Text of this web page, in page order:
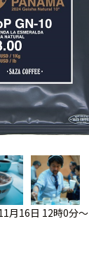
月16日 12時0分～